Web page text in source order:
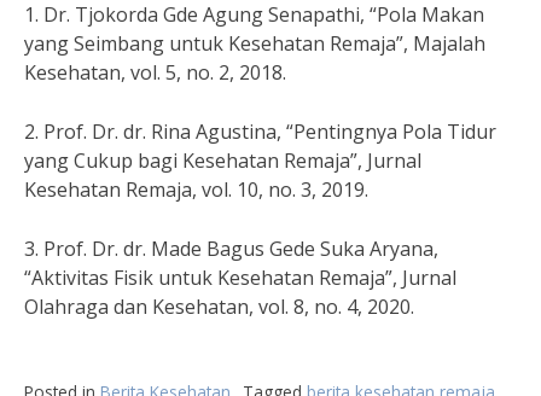
1. Dr. Tjokorda Gde Agung Senapathi, “Pola Makan
yang Seimbang untuk Kesehatan Remaja”, Majalah
Kesehatan, vol. 5, no. 2, 2018.
2. Prof. Dr. dr. Rina Agustina, “Pentingnya Pola Tidur
yang Cukup bagi Kesehatan Remaja”, Jurnal
Kesehatan Remaja, vol. 10, no. 3, 2019.
3. Prof. Dr. dr. Made Bagus Gede Suka Aryana,
“Aktivitas Fisik untuk Kesehatan Remaja”, Jurnal
Olahraga dan Kesehatan, vol. 8, no. 4, 2020.